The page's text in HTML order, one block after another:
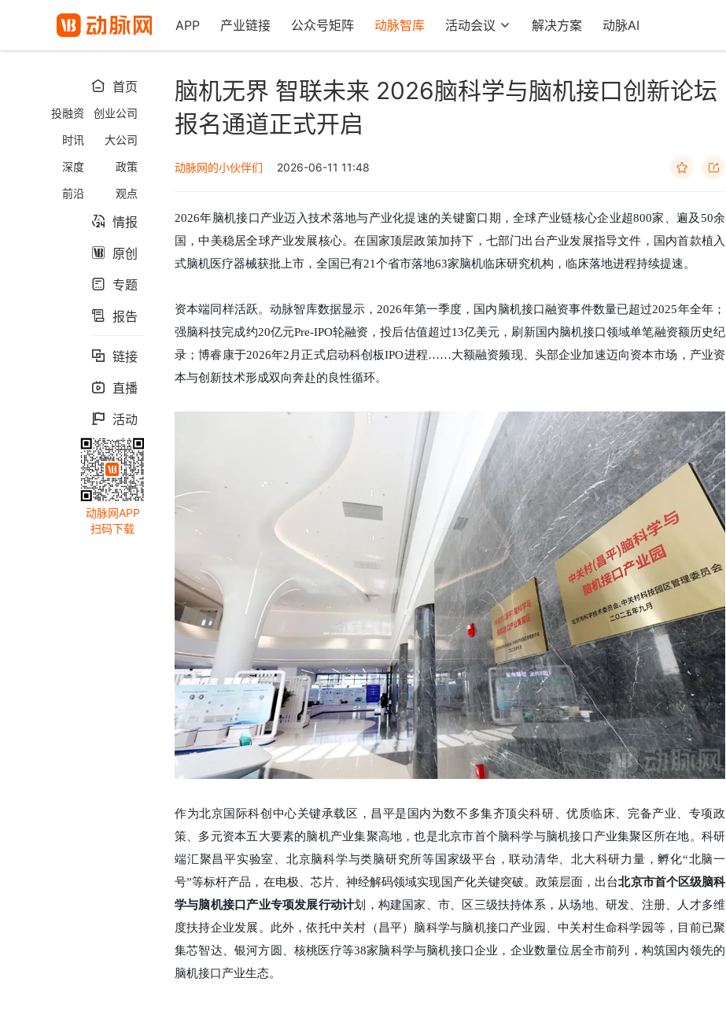
APP 产业链接 公众号矩阵 动脉智库 活动会议 解决方案 动脉AI
 首页
投融资
创业公司
时讯
大公司
深度
政策
前沿
观点
 情报
 原创
 专题
 报告
 链接
 直播
 活动
动脉网APP
扫码下载
脑机无界 智联未来 2026脑科学与脑机接口创新论坛
报名通道正式开启
动脉网的小伙伴们 2026-06-11 11:48  
2026年脑机接口产业迈入技术落地与产业化提速的关键窗口期，全球产业链核心企业超800家、遍及50余
国，中美稳居全球产业发展核心。在国家顶层政策加持下，七部门出台产业发展指导文件，国内首款植入
式脑机医疗器械获批上市，全国已有21个省市落地63家脑机临床研究机构，临床落地进程持续提速。
资本端同样活跃。动脉智库数据显示， 2026年第一季度，国内脑机接口融资事件数量已超过2025年全年；
强脑科技完成约20亿元Pre-IPO轮融资，投后估值超过13亿美元，刷新国内脑机接口领域单笔融资额历史纪
录；博睿康于2026年2月正式启动科创板IPO进程……大额融资频现、头部企业加速迈向资本市场，产业资
本与创新技术形成双向奔赴的良性循环。
作为北京国际科创中心关键承载区，昌平是国内为数不多集齐顶尖科研、优质临床、完备产业、专项政
策、多元资本五大要素的脑机产业集聚高地，也是北京市首个脑科学与脑机接口产业集聚区所在地。科研
端汇聚昌平实验室、北京脑科学与类脑研究所等国家级平台，联动清华、北大科研力量，孵化“北脑一
号”等标杆产品，在电极、芯片、神经解码领域实现国产化关键突破。政策层面，出台北京市首个区级脑科
学与脑机接口产业专项发展行动计划，构建国家、市、区三级扶持体系，从场地、研发、注册、人才多维
度扶持企业发展。此外，依托中关村（昌平）脑科学与脑机接口产业园、中关村生命科学园等，目前已聚
集芯智达、银河方圆、核桃医疗等38家脑科学与脑机接口企业，企业数量位居全市前列，构筑国内领先的
脑机接口产业生态。